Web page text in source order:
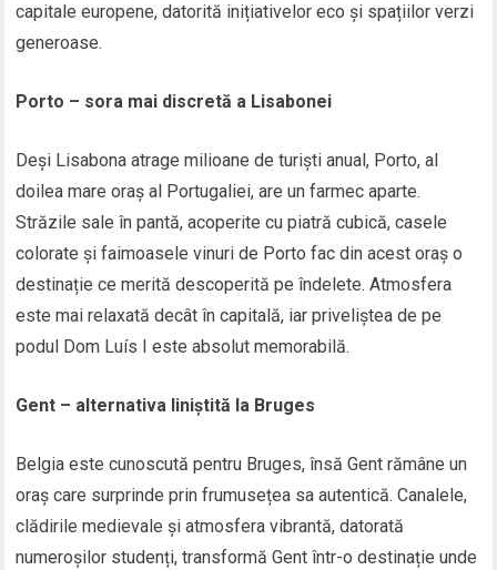
capitale europene, datorită inițiativelor eco și spațiilor verzi
generoase.
Porto – sora mai discretă a Lisabonei
Deși Lisabona atrage milioane de turiști anual, Porto, al
doilea mare oraș al Portugaliei, are un farmec aparte.
Străzile sale în pantă, acoperite cu piatră cubică, casele
colorate și faimoasele vinuri de Porto fac din acest oraș o
destinație ce merită descoperită pe îndelete. Atmosfera
este mai relaxată decât în capitală, iar priveliștea de pe
podul Dom Luís I este absolut memorabilă.
Gent – alternativa liniștită la Bruges
Belgia este cunoscută pentru Bruges, însă Gent rămâne un
oraș care surprinde prin frumusețea sa autentică. Canalele,
clădirile medievale și atmosfera vibrantă, datorată
numeroșilor studenți, transformă Gent într-o destinație unde